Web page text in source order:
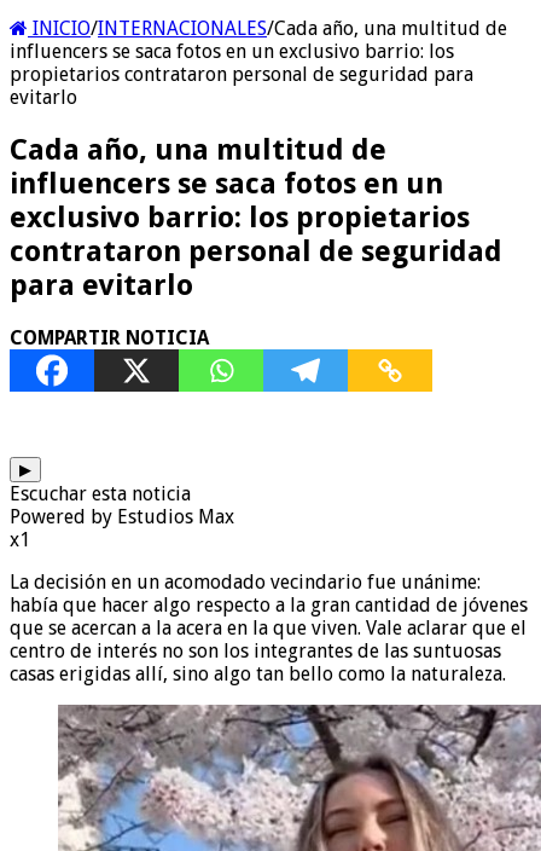
INICIO/INTERNACIONALES/Cada año, una multitud de
influencers se saca fotos en un exclusivo barrio: los
propietarios contrataron personal de seguridad para
evitarlo
Cada año, una multitud de
influencers se saca fotos en un
exclusivo barrio: los propietarios
contrataron personal de seguridad
para evitarlo
COMPARTIR NOTICIA
▶
Escuchar esta noticia
Powered by Estudios Max
x1
La decisión en un acomodado vecindario fue unánime:
había que hacer algo respecto a la gran cantidad de jóvenes
que se acercan a la acera en la que viven. Vale aclarar que el
centro de interés no son los integrantes de las suntuosas
casas erigidas allí, sino algo tan bello como la naturaleza.